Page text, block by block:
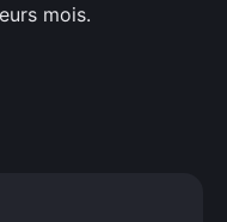
mois.